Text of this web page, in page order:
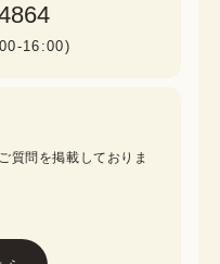
16:00)
質問を掲載しておりま